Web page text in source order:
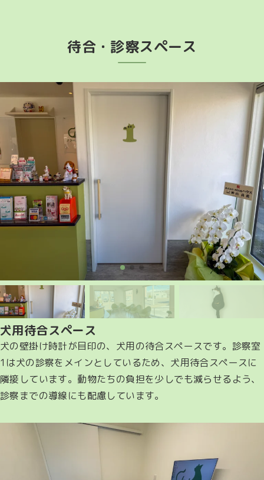
待合・診察スペース
犬用待合スペース
犬の壁掛け時計が目印の、犬用の待合スペースです。診察室
1は犬の診察をメインとしているため、犬用待合スペースに
隣接しています。動物たちの負担を少しでも減らせるよう、
診察までの導線にも配慮しています。